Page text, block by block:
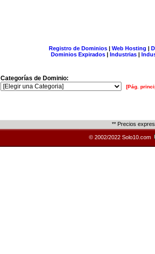
Registro de Dominios| Web Hosting |
Dominios Expirados | Industrias |
Categorías de Dominio:
[Pág.
** Precios
© 2002/2022 Solo10.com